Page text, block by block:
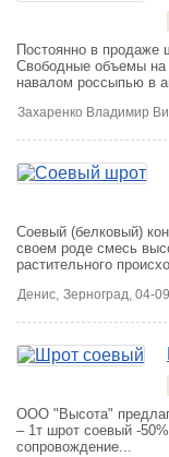
Постоянно в продаже
Свободные объемы на
навалом россыпью в
Захаренко Владимир
Соевый (белковый)
своем роде смесь
растительного
Денис, Зерноград, 04-
ООО "Высота"
– 1т шрот соевый -
сопровождение...